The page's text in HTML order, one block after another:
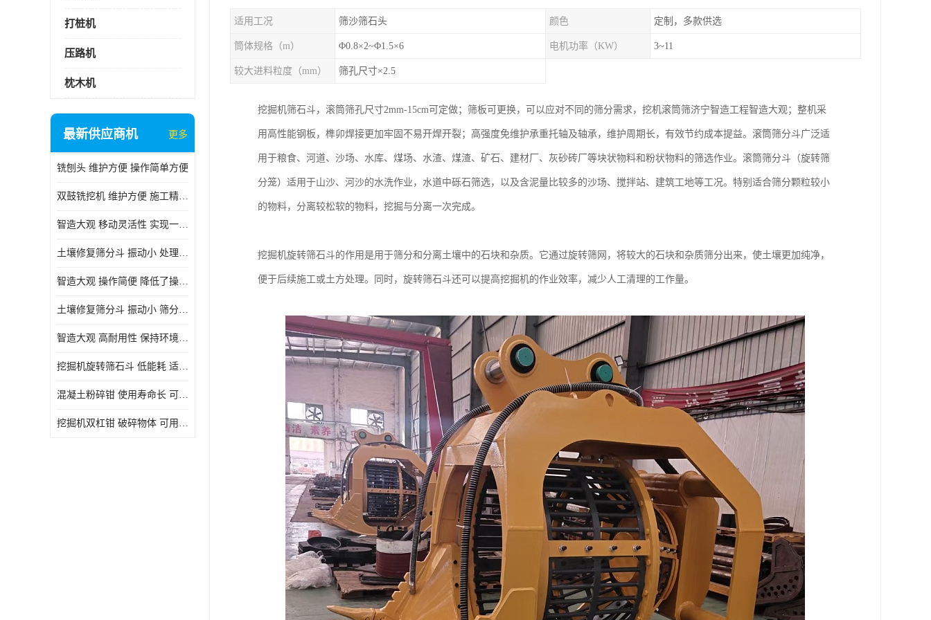
打桩机
压路机
枕木机
最新供应商机 更多
铣刨头 维护方便 操作简单方便
双鼓铣挖机 维护方便 施工精度高
智造大观 移动灵活性 实现一机多用
土壤修复筛分斗 振动小 处理能力大
智造大观 操作简便 降低了操作难度
土壤修复筛分斗 振动小 筛分效果可调节
智造大观 高耐用性 保持环境整洁
挖掘机旋转筛石斗 低能耗 适用范围广
混凝土粉碎钳 使用寿命长 可用于多种场合
挖掘机双杠钳 破碎物体 可用于多种场合
适用工况 筛沙筛石头 颜色 定制，多款供选
筒体规格（m） Φ0.8×2~Φ1.5×6 电机功率（KW） 3~11
较大进料粒度（mm） 筛孔尺寸×2.5
挖掘机筛石斗，滚筒筛孔尺寸2mm-15cm可定做；筛板可更换，可以应对不同的筛分需求，挖机滚筒筛济宁智造工程智造大观；整机采
用高性能钢板，榫卯焊接更加牢固不易开焊开裂；高强度免维护承重托轴及轴承，维护周期长，有效节约成本提益。滚筒筛分斗广泛适
用于粮食、河道、沙场、水库、煤场、水渣、煤渣、矿石、建材厂、灰砂砖厂等块状物料和粉状物料的筛选作业。滚筒筛分斗（旋转筛
分笼）适用于山沙、河沙的水洗作业，水道中砾石筛选，以及含泥量比较多的沙场、搅拌站、建筑工地等工况。特别适合筛分颗粒较小
的物料，分离较松软的物料，挖掘与分离一次完成。
挖掘机旋转筛石斗的作用是用于筛分和分离土壤中的石块和杂质。它通过旋转筛网，将较大的石块和杂质筛分出来，使土壤更加纯净，
便于后续施工或土方处理。同时，旋转筛石斗还可以提高挖掘机的作业效率，减少人工清理的工作量。